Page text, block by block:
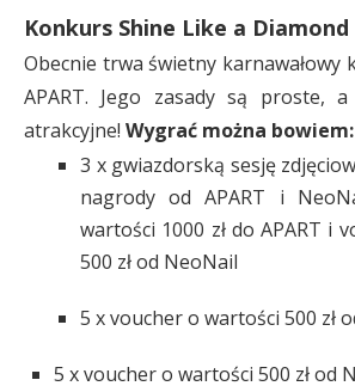
Konkurs Shine Like a Diamond
Obecnie trwa świetny karnawałowy
APART. Jego zasady są proste,
atrakcyjne! Wygrać można bowiem:
3 x gwiazdorską sesję
nagrody od APART i
wartości 1000 zł do APART i
500 zł od NeoNail
5 x voucher o wartości 500 zł
5 x voucher o wartości 500 zł od